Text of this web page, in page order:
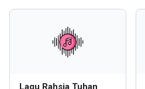
Lagu Rahsia Tuhan